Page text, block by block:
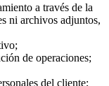
a través de la
ni archivos adjuntos,
de operaciones;
del cliente;